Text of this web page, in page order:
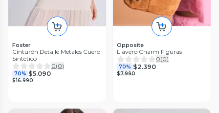
Foster
Cinturón Detalle Metales Cuero
Sintético
0(0)
70% $5.090
$16.990
Opposite
Llavero Charm Figuras
0(0)
70% $2.390
$7.990